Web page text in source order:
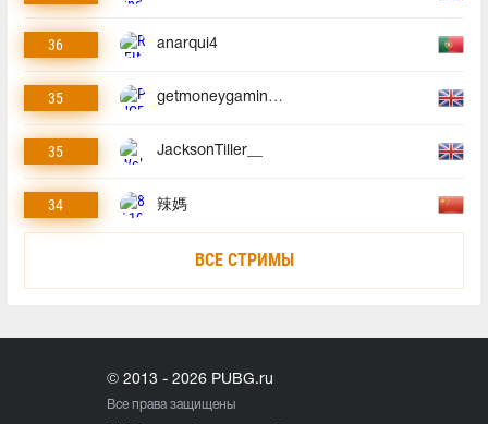
36 anarqui4
35 getmoneygaminggmg
35 JacksonTiller__
34 辣媽
ВСЕ СТРИМЫ
© 2013 - 2026 PUBG.ru
Все права защищены